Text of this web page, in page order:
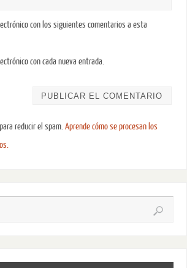
con los siguientes comentarios a esta
con cada nueva entrada.
reducir el spam.Aprende cómo se procesan los